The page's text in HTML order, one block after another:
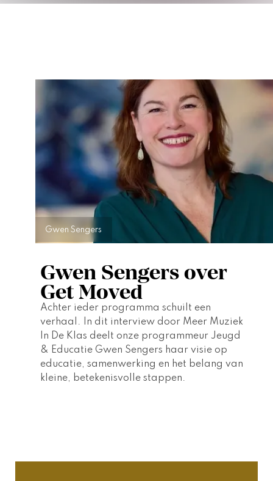
Gwen Sengers over
Get Moved
Achter ieder programma schuilt een
verhaal. In dit interview door Meer Muziek
In De Klas deelt onze programmeur Jeugd
& Educatie Gwen Sengers haar visie op
educatie, samenwerking en het belang van
kleine, betekenisvolle stappen.
Gwen Sengers